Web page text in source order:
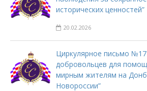
исторических ценностей”
20.02.2026
Циркулярное письмо
добровольцев для
мирным жителям на
Новороссии”